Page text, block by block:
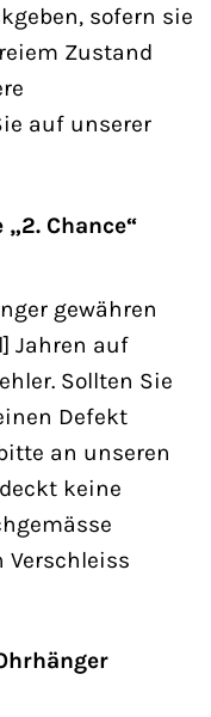
sofern sie
Zustand
auf unserer
Chance“
gewähren
Jahren auf
Sollten Sie
Defekt
an unseren
keine
Verschleiss